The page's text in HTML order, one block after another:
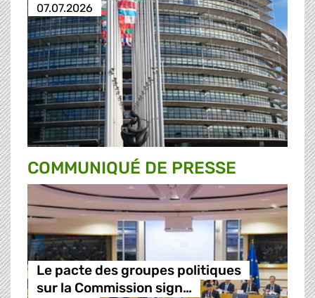
07.07.2026
COMMUNIQUÉ DE PRESSE
Le pacte des groupes politiques
sur la Commission sign…